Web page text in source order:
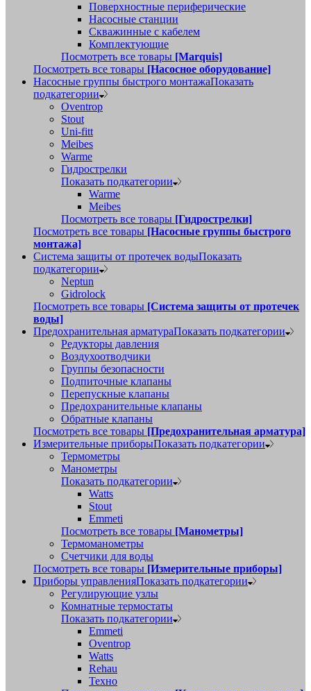
Поверхностные периферические
Насосные станции
Скважинные с кабелем
Комплектующие
Посмотреть все товары [Marquis]
Посмотреть все товары [Насосное оборудование]
Насосные группы быстрого монтажаПоказать
подкатегории
Oventrop
Stout
Uni-fitt
Meibes
Warme
Гидрострелки
Показать подкатегории
Warme
Meibes
Посмотреть все товары [Гидрострелки]
Посмотреть все товары [Насосные группы быстрого
монтажа]
Система защиты от протечек водыПоказать
подкатегории
Neptun
Gidrolock
Посмотреть все товары [Система защиты от протечек
воды]
Предохранительная арматураПоказать подкатегории
Редукторы давления
Воздухоотводчики
Группы безопасности
Подпиточные клапаны
Перепускные клапаны
Предохранительные клапаны
Обратные клапаны
Посмотреть все товары [Предохранительная арматура]
Измерительные приборыПоказать подкатегории
Термометры
Манометры
Показать подкатегории
Watts
Stout
Emmeti
Посмотреть все товары [Манометры]
Термоманометры
Счетчики для воды
Посмотреть все товары [Измерительные приборы]
Приборы управленияПоказать подкатегории
Регулирующие узлы
Комнатные термостаты
Показать подкатегории
Emmeti
Oventrop
Watts
Rehau
Техно